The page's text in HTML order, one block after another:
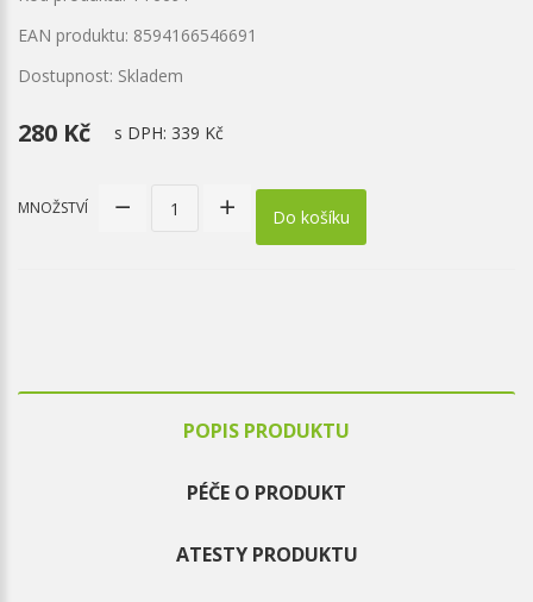
EAN produktu: 8594166546691
Dostupnost: Skladem
280 Kč s DPH: 339 Kč
MNOŽSTVÍ Do košíku
POPIS PRODUKTU
PÉČE O PRODUKT
ATESTY PRODUKTU